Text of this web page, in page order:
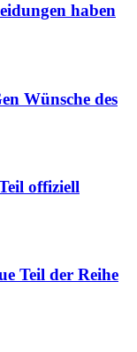
haben
Wünsche des
offiziell
Teil der Reihe